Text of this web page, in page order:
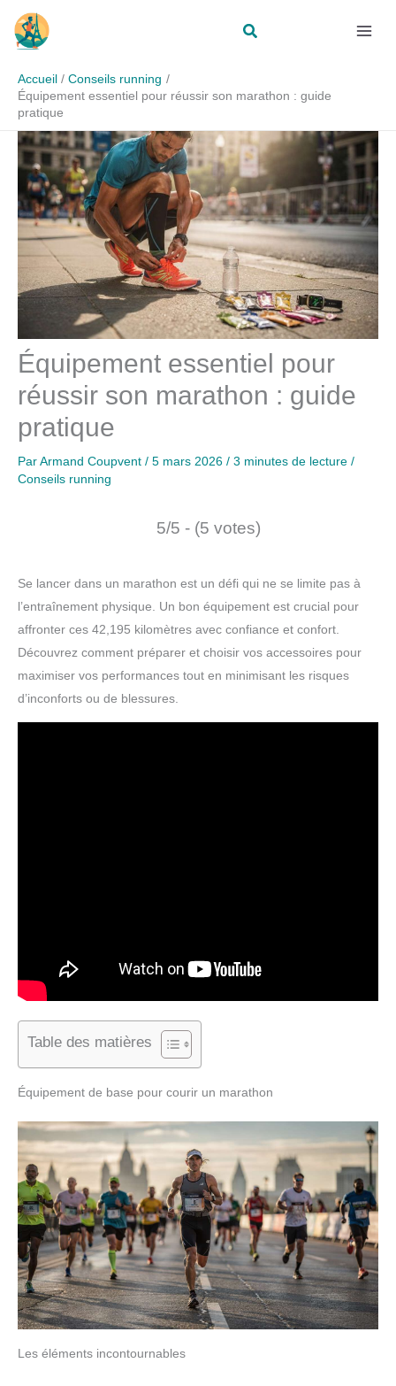
Accueil
Conseils running
Équipement essentiel pour réussir son marathon : guide
pratique
Équipement essentiel pour
réussir son marathon : guide
pratique
ParArmand Coupvent / 5 mars 2026 / 3 minutes de lecture /
Conseils running
5/5 - (5 votes)
Se lancer dans un marathon est un défi qui ne se limite pas à
l’entraînement physique. Un bon équipement est crucial pour
affronter ces 42,195 kilomètres avec confiance et confort.
Découvrez comment préparer et choisir vos accessoires pour
maximiser vos performances tout en minimisant les risques
d’inconforts ou de blessures.
Table des matières
Équipement de base pour courir un marathon
Les éléments incontournables
Rechercher